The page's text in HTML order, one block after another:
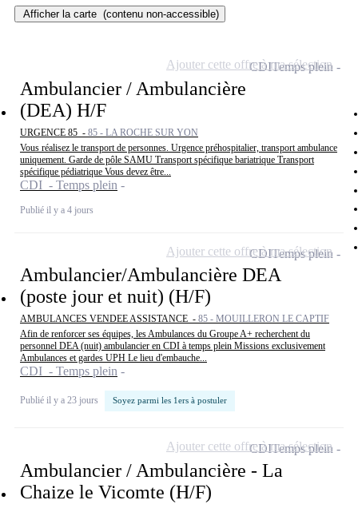
Afficher la carte (contenu non-accessible)
Ambulancier / Ambulancière
(DEA) H/F
URGENCE 85 - 85 - LA ROCHE SUR YON
Vous réalisez le transport de personnes. Urgence préhospitalier, transport ambulance
uniquement. Garde de pôle SAMU Transport spécifique bariatrique Transport
spécifique pédiatrique Vous devez être...
CDI - Temps plein
Publié il y a 4 jours
CDITemps plein
Ajouter cette offre à ma sélection
Ambulancier/Ambulancière DEA
(poste jour et nuit) (H/F)
AMBULANCES VENDEE ASSISTANCE - 85 - MOUILLERON LE CAPTIF
Afin de renforcer ses équipes, les Ambulances du Groupe A+ recherchent du
personnel DEA (nuit) ambulancier en CDI à temps plein Missions exclusivement
Ambulances et gardes UPH Le lieu d'embauche...
CDI - Temps plein
Publié il y a 23 jours Soyez parmi les 1ers à postuler
CDITemps plein
Ajouter cette offre à ma sélection
Ambulancier / Ambulancière - La
Chaize le Vicomte (H/F)
CDITemps plein
Ajouter cette offre à ma sélection